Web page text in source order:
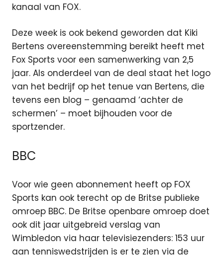
kanaal van FOX.
Deze week is ook bekend geworden dat Kiki
Bertens overeenstemming bereikt heeft met
Fox Sports voor een samenwerking van 2,5
jaar. Als onderdeel van de deal staat het logo
van het bedrijf op het tenue van Bertens, die
tevens een blog – genaamd ‘achter de
schermen’ – moet bijhouden voor de
sportzender.
BBC
Voor wie geen abonnement heeft op FOX
Sports kan ook terecht op de Britse publieke
omroep BBC. De Britse openbare omroep doet
ook dit jaar uitgebreid verslag van
Wimbledon via haar televisiezenders: 153 uur
aan tenniswedstrijden is er te zien via de